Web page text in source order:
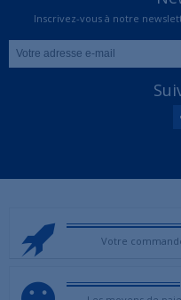
Inscrivez-vous à notre
Votre